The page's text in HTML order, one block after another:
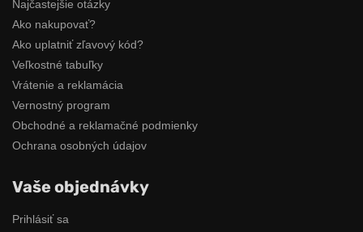
Najčastejšie otázky
Ako nakupovať?
Ako uplatniť zľavový kód?
Veľkostné tabuľky
Vrátenie a reklamácia
Vernostný program
Obchodné a reklamačné podmienky
Ochrana osobných údajov
Vaše objednávky
Prihlásiť sa